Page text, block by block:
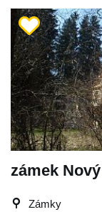
zámek
Zámky